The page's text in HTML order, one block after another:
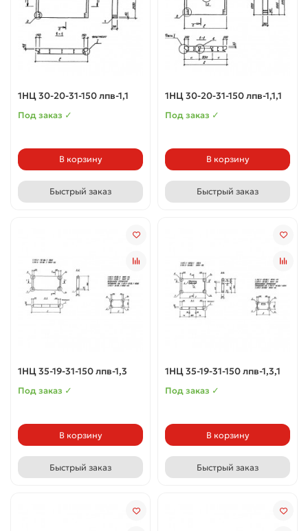
1НЦ 30-20-31-150 лпв-1,1
Под заказ ✓
В корзину
Быстрый заказ
1НЦ 30-20-31-150 лпв-1,1,1
Под заказ ✓
В корзину
Быстрый заказ
1НЦ 35-19-31-150 лпв-1,3
Под заказ ✓
В корзину
Быстрый заказ
1НЦ 35-19-31-150 лпв-1,3,1
Под заказ ✓
В корзину
Быстрый заказ